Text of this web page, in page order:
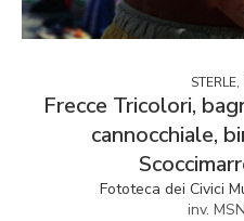
Frecce Tricolori,
cannocchiale,
Fototeca dei Civici
inv.